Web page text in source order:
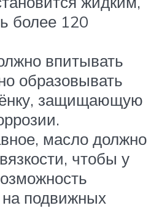
более 120
впитывать
образовывать
защищающую
масло должно
чтобы у
подвижных